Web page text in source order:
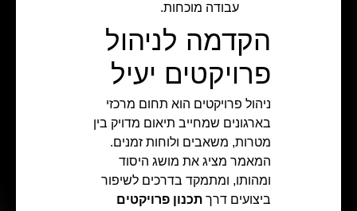
עבודה מוכחות.
הקדמה לניהול
פרויקטים יעיל
ניהול פרויקטים הוא תחום מרכזי
בארגונים שמחייב תיאום מדויק בין
מטרות, משאבים ולוחות זמנים.
המאמר מציג את מושג היסוד
ומהותו, ומתמקד בדרכים לשיפור
ביצועים דרך תכנון פרויקטים